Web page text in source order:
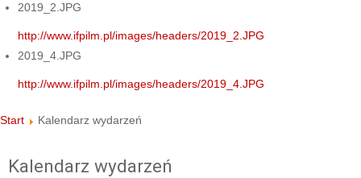
2019_2.JPG
http://www.ifpilm.pl/images/headers/2019_2.JPG
2019_4.JPG
http://www.ifpilm.pl/images/headers/2019_4.JPG
Start Kalendarz wydarzeń
Kalendarz wydarzeń